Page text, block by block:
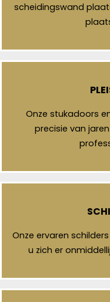
scheidingswand
Onze stukadoors
precisie van
Onze ervaren
u zich er